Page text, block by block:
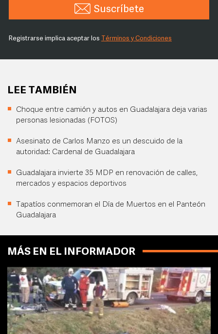
Suscríbete
Registrarse implica aceptar los Términos y Condiciones
LEE TAMBIÉN
Choque entre camión y autos en Guadalajara deja varias
personas lesionadas (FOTOS)
Asesinato de Carlos Manzo es un descuido de la
autoridad: Cardenal de Guadalajara
Guadalajara invierte 35 MDP en renovación de calles,
mercados y espacios deportivos
Tapatíos conmemoran el Día de Muertos en el Panteón
Guadalajara
MÁS EN EL INFORMADOR